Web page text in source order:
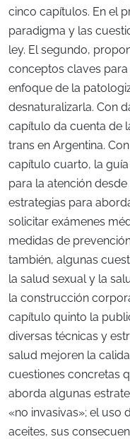
cinco capítulos. En el
paradigma y las
ley. El segundo,
conceptos claves
enfoque de la
desnaturalizarla. Con
capítulo da cuenta de
trans en Argentina.
capítulo cuarto, la
para la atención
estrategias para
solicitar exámenes
medidas de
también, algunas
la salud sexual y la
la construcción
capítulo quinto la
diversas técnicas y
salud mejoren la
cuestiones concretas
aborda algunas
«no invasivas»; el uso
aceites, sus